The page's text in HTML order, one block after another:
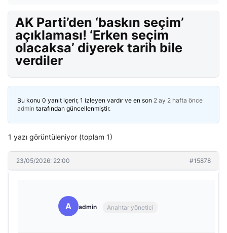
AK Parti’den ‘baskın seçim’
açıklaması! ‘Erken seçim
olacaksa’ diyerek tarih bile
verdiler
Bu konu 0 yanıt içerir, 1 izleyen vardır ve en son 2 ay 2 hafta önce
admin tarafından güncellenmiştir.
1 yazı görüntüleniyor (toplam 1)
23/05/2026: 22:00 #15878
A admin Anahtar yönetici